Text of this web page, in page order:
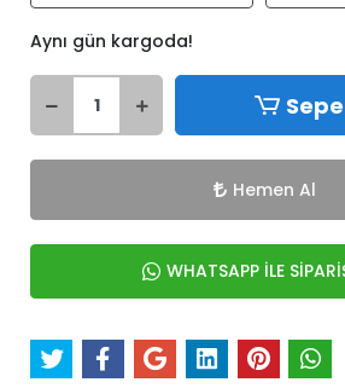
Aynı gün kargoda!
Hemen Al
WHATSAPP İLE